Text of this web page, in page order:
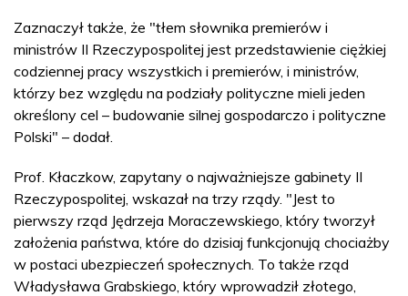
Zaznaczył także, że "tłem słownika premierów i
ministrów II Rzeczypospolitej jest przedstawienie ciężkiej
codziennej pracy wszystkich i premierów, i ministrów,
którzy bez względu na podziały polityczne mieli jeden
określony cel – budowanie silnej gospodarczo i polityczne
Polski" – dodał.
Prof. Kłaczkow, zapytany o najważniejsze gabinety II
Rzeczypospolitej, wskazał na trzy rządy. "Jest to
pierwszy rząd Jędrzeja Moraczewskiego, który tworzył
założenia państwa, które do dzisiaj funkcjonują chociażby
w postaci ubezpieczeń społecznych. To także rząd
Władysława Grabskiego, który wprowadził złotego,